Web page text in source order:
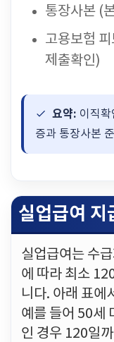
통장사본 (
고용보험
제출확인)
요약: 이직
증과 통장사본 준
실업급여 지
실업급여는 수
에 따라 최소
니다. 아래 표에
예를 들어 50세
인 경우 120일